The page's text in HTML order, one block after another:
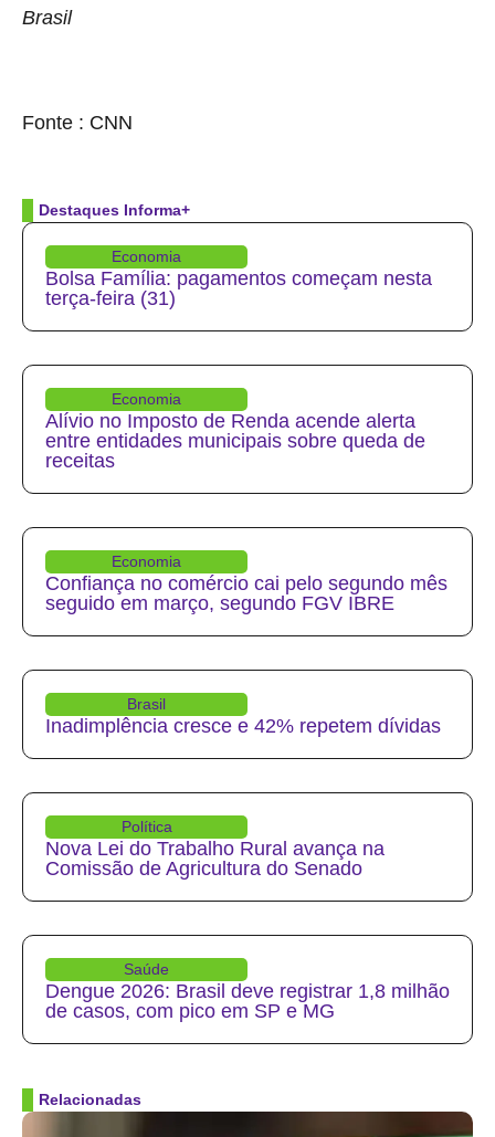
Brasil
Fonte : CNN
Destaques Informa+
Economia
Bolsa Família: pagamentos começam nesta
terça-feira (31)
Economia
Alívio no Imposto de Renda acende alerta
entre entidades municipais sobre queda de
receitas
Economia
Confiança no comércio cai pelo segundo mês
seguido em março, segundo FGV IBRE
Brasil
Inadimplência cresce e 42% repetem dívidas
Política
Nova Lei do Trabalho Rural avança na
Comissão de Agricultura do Senado
Saúde
Dengue 2026: Brasil deve registrar 1,8 milhão
de casos, com pico em SP e MG
Relacionadas